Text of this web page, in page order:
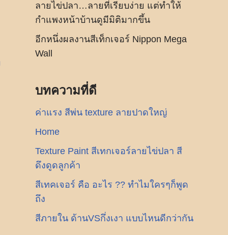
ลายไข่ปลา…ลายที่เรียบง่าย แต่ทำให้
กำแพงหน้าบ้านดูมีมิติมากขึ้น
อีกหนึ่งผลงานสีเท็กเจอร์ Nippon Mega
Wall
บทความที่ดี
ค่าแรง สีพ่น texture ลายปาดใหญ่
Home
Texture Paint สีเทกเจอร์ลายไข่ปลา สี
ดึงดูดลูกค้า
สีเทคเจอร์ คือ อะไร ?? ทำไมใครๆก็พูด
ถึง
สีภายใน ด้านVSกึ่งเงา แบบไหนดีกว่ากัน